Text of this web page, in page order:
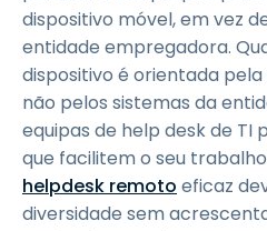
dispositivo móvel, em vez
entidade empregadora.
dispositivo é orientada
não pelos sistemas da
equipas de help desk de TI
que facilitem o seu
helpdesk remoto eficaz
diversidade sem